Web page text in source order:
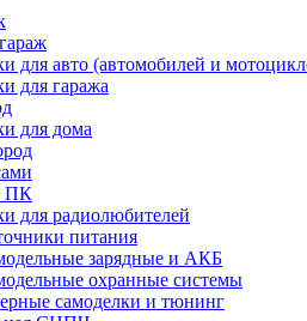
для авто (автомобилей и
для гаража
для дома
ПК
для радиолюбителей
питания
зарядные и АКБ
охранные системы
самоделки и тюнинг